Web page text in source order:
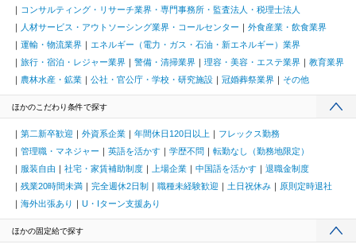
コンサルティング・リサーチ業界・専門事務所・監査法人・税理士法人
人材サービス・アウトソーシング業界・コールセンター
外食産業・飲食業界
運輸・物流業界
エネルギー（電力・ガス・石油・新エネルギー）業界
旅行・宿泊・レジャー業界
警備・清掃業界 理容・美容・エステ業界
教育業界
農林水産・鉱業
公社・官公庁・学校・研究施設 冠婚葬祭業界 その他
ほかのこだわり条件で探す
第二新卒歓迎 外資系企業 年間休日120日以上
フレックス勤務
管理職・マネジャー
英語を活かす 学歴不問
転勤なし（勤務地限定）
服装自由
社宅・家賃補助制度 上場企業 中国語を活かす
退職金制度
残業20時間未満
完全週休2日制 職種未経験歓迎 土日祝休み
原則定時退社
海外出張あり
U・Iターン支援あり
ほかの固定給で探す